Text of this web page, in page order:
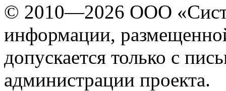
© 2010—2026 ООО
информации,
допускается только с
администрации проекта.